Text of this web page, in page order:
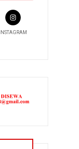
INSTAGRAM